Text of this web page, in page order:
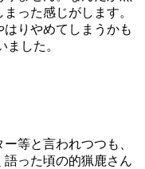
った感じがします。
りやめてしまうかも
した。
等と言われつつも、
った頃の的猟鹿さん